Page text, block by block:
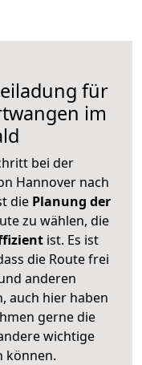
für
im
bei der
Hannover nach
die Planung der
zu wählen, die
ist. Es ist
die Route frei
anderen
auch hier haben
gerne die
wichtige
können.